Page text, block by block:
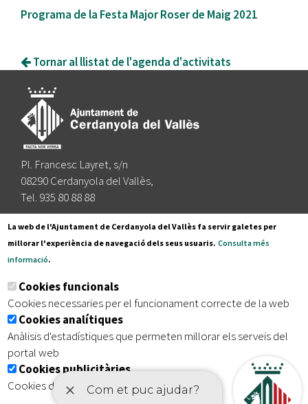
Programa de la Festa Major Roser de Maig 2021
Tornar al llistat de l'agenda d'activitats
Pl. Francesc Layret, s/n
08290 Cerdanyola del Vallès,
Tel. 935 80 88 88
Segueix-nos a:
Subscriu-te al nostre butlletí
Inici | Avís legal | Protecció de dades
| Accessibilitat
La web de l'Ajuntament de Cerdanyola del Vallès fa servir galetes per
millorar l'experiència de navegació dels seus usuaris. Consulta més
informació.
Cookies funcionals
Cookies necessaries per el funcionament correcte de la web
Cookies analítiques
Anàlisis d'estadístiques que permeten millorar els serveis del
portal web
Cookies publicitàries
Cookies de tercers amb finalitat publicitària